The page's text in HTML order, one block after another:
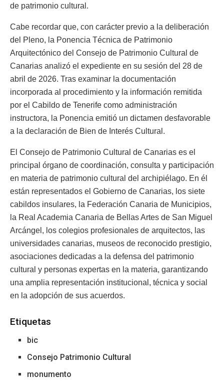
de patrimonio cultural.
Cabe recordar que, con carácter previo a la deliberación
del Pleno, la Ponencia Técnica de Patrimonio
Arquitectónico del Consejo de Patrimonio Cultural de
Canarias analizó el expediente en su sesión del 28 de
abril de 2026. Tras examinar la documentación
incorporada al procedimiento y la información remitida
por el Cabildo de Tenerife como administración
instructora, la Ponencia emitió un dictamen desfavorable
a la declaración de Bien de Interés Cultural.
El Consejo de Patrimonio Cultural de Canarias es el
principal órgano de coordinación, consulta y participación
en materia de patrimonio cultural del archipiélago. En él
están representados el Gobierno de Canarias, los siete
cabildos insulares, la Federación Canaria de Municipios,
la Real Academia Canaria de Bellas Artes de San Miguel
Arcángel, los colegios profesionales de arquitectos, las
universidades canarias, museos de reconocido prestigio,
asociaciones dedicadas a la defensa del patrimonio
cultural y personas expertas en la materia, garantizando
una amplia representación institucional, técnica y social
en la adopción de sus acuerdos.
Etiquetas
bic
Consejo Patrimonio Cultural
monumento